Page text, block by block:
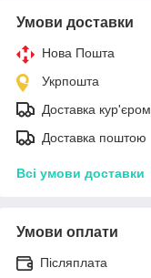
Умови доставки
Нова Пошта
Укрпошта
Доставка кур'єром
Доставка поштою
Всі умови доставки
Умови оплати
Післяплата